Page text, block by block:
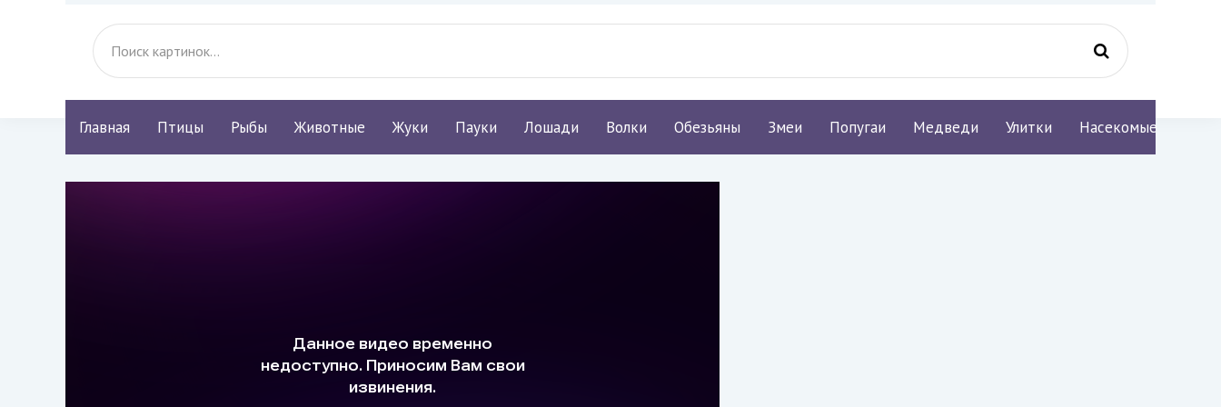
Главная Птицы Рыбы Животные Жуки Пауки Лошади Волки Обезьяны Змеи Попугаи Медведи Улитки Насекомые